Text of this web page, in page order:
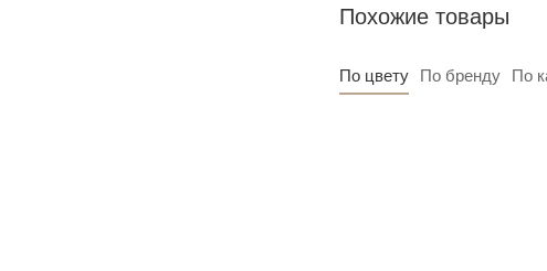
Похожие товары
По цвету По бренду По